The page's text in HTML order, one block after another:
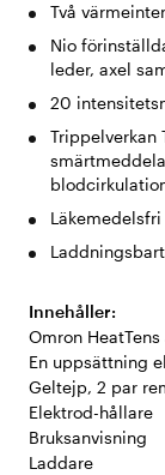
Två
Nio
leder, axel
20
Trippelverkan
Innehåller:
Omron
En uppsättning
Geltejp, 2 par
Elektrod-hållare
Bruksanvisning
Laddare